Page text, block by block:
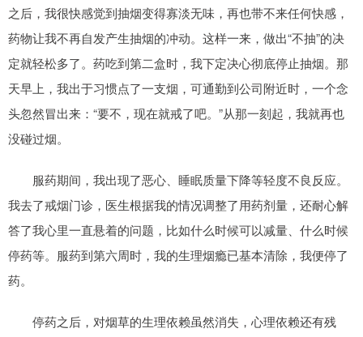
之后，我很快感觉到抽烟变得寡淡无味，再也带不来任何快感，
药物让我不再自发产生抽烟的冲动。这样一来，做出“不抽”的决
定就轻松多了。药吃到第二盒时，我下定决心彻底停止抽烟。那
天早上，我出于习惯点了一支烟，可通勤到公司附近时，一个念
头忽然冒出来：“要不，现在就戒了吧。”从那一刻起，我就再也
没碰过烟。
服药期间，我出现了恶心、睡眠质量下降等轻度不良反应。
我去了戒烟门诊，医生根据我的情况调整了用药剂量，还耐心解
答了我心里一直悬着的问题，比如什么时候可以减量、什么时候
停药等。服药到第六周时，我的生理烟瘾已基本清除，我便停了
药。
停药之后，对烟草的生理依赖虽然消失，心理依赖还有残